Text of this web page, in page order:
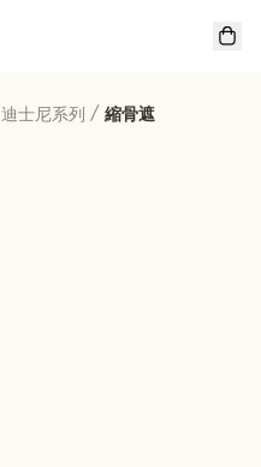
迪士尼系列 / 縮骨遮